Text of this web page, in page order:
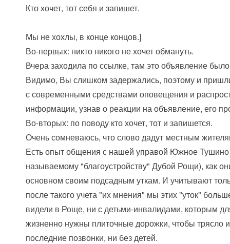
Кто хочет, тот себя и запишет.
Мы не хохлы, в конце концов.]
Во-первых: никто никого не хочет обмануть.
Вчера заходила по ссылке, там это объявление
Видимо, Вы слишком задержались, поэтому и
с современными средствами оповещения и
информации, узнав о реакции на объявление, его
Во-вторых: по поводу кто хочет, тот и запишется.
Очень сомневаюсь, что слово дадут местным
Есть опыт общения с нашей управой Южное Тушино
называемому "благоустройству" Дубой Рощи), как
основном своим подсадным уткам. И учитывают
после такого учета "их мнения" мы этих "уток"
видели в Роще, ни с детьми-инвалидами, которым
жизненно нужны плиточные дорожки, чтобы трясло
последние позвонки, ни без детей.